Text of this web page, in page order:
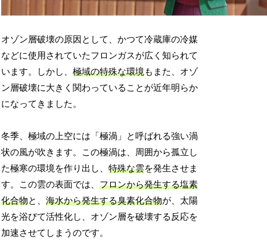
オゾン層破壊の原因として、かつて冷蔵庫の冷媒
などに使用されていたフロンガスが広く知られて
います。しかし、極域の特殊な環境もまた、オゾ
ン層破壊に大きく関わっていることが近年明らか
になってきました。
冬季、極域の上空には「極渦」と呼ばれる強い渦
状の風が吹きます。この極渦は、周囲から孤立し
た極寒の環境を作り出し、特殊な雲を発生させま
す。この雲の表面では、フロンから発生する塩素
化合物と、海水から発生する臭素化合物が、太陽
光を浴びて活性化し、オゾン層を破壊する反応を
加速させてしまうのです。